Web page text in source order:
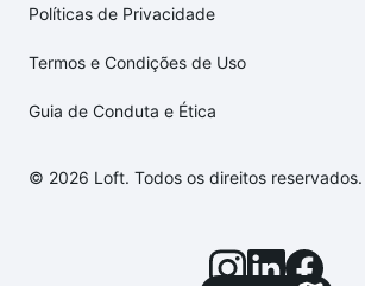
Políticas de Privacidade
Termos e Condições de Uso
Guia de Conduta e Ética
© 2026 Loft. Todos os direitos reservados.